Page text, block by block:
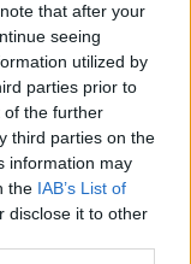
that after your
seeing
utilized by
parties prior to
of the further
third parties on the
information may
the IAB’s List of
disclose it to other
Επιδαύρου άνοιξε τις
τη